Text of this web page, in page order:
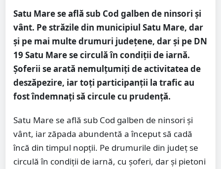
Satu Mare se află sub Cod galben de ninsori și
vânt. Pe străzile din municipiul Satu Mare, dar
și pe mai multe drumuri județene, dar și pe DN
19 Satu Mare se circulă în condiții de iarnă.
Șoferii se arată nemulțumiți de activitatea de
deszăpezire, iar toți participanții la trafic au
fost îndemnați să circule cu prudență.
Satu Mare se află sub Cod galben de ninsori și
vânt, iar zăpada abundentă a început să cadă
încă din timpul nopții. Pe drumurile din județ se
circulă în condiții de iarnă, cu șoferi, dar și pietoni